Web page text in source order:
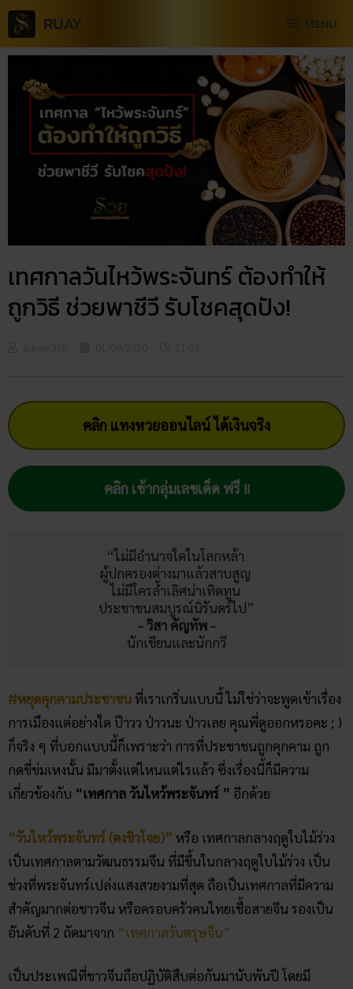
RUAY MENU
เทศกาลวันไหว้พระจันทร์ ต้องทำให้
ถูกวิธี ช่วยพาชีวี รับโชคสุดปัง!
คลิก แทงหวยออนไลน์ ได้เงินจริง
คลิก เข้ากลุ่มเลขเด็ด ฟรี !!
“ไม่มีอำนาจใดในโลกหล้า
ผู้ปกครองต่างมาแล้วสาบสูญ
ไม่มีใครล้ำเลิศน่าเทิดทูน
- วิสา คัญทัพ -
นักเขียนและนักกวี
#หยุดคุกคามประชาชน ที่เราเกริ่นแบบนี้ ไม่ใช่ว่าจะพูดเข้าเรื่อง
การเมืองแต่อย่างใด ป๊าวว ป่าวนะ ป่าวเลย คุณพี่ดูออกหรอคะ ; )
ก็จริง ๆ ที่บอกแบบนี้ก็เพราะว่า การที่ประชาชนถูกคุกคาม ถูก
กดขี่ข่มเหงนั้น มีมาตั้งแต่ไหนแต่ไรแล้ว ซึ่งเรื่องนี้ก็มีความ
เกี่ยวข้องกับ “เทศกาล​ วันไหว้พระ​จันทร์ ” อีกด้วย
“วันไหว้พระจันทร์ (ตงชิวโจย)” หรือ เทศกาลกลางฤดูใบไม้ร่วง
เป็นเทศกาลตามวัฒนธรรมจีน ที่มีขึ้นในกลางฤดูใบไม้ร่วง เป็น
ช่วงที่พระจันทร์เปล่งแสงสวยงามที่สุด ถือเป็นเทศกาลที่มีความ
สำคัญมากต่อชาวจีน หรือครอบครัวคนไทยเชื้อสายจีน รองเป็น
อันดับที่ 2 ถัดมาจาก “เทศกาลวันตรุษจีน”
เป็นประเพณีที่ชาวจีนถือปฏิบัติสืบต่อกันมานับพันปี โดยมี